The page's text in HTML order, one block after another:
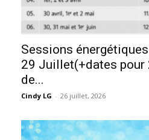
Sessions
29 Juillet(+dates
de...
Cindy LG - 26 juillet, 2026